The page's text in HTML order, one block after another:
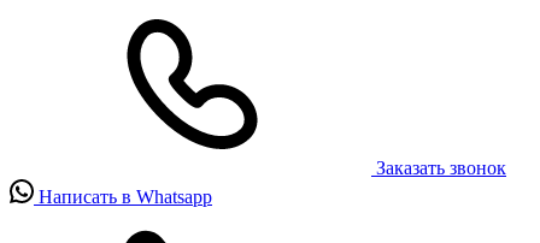
Заказать звонок
Написать в Whatsapp